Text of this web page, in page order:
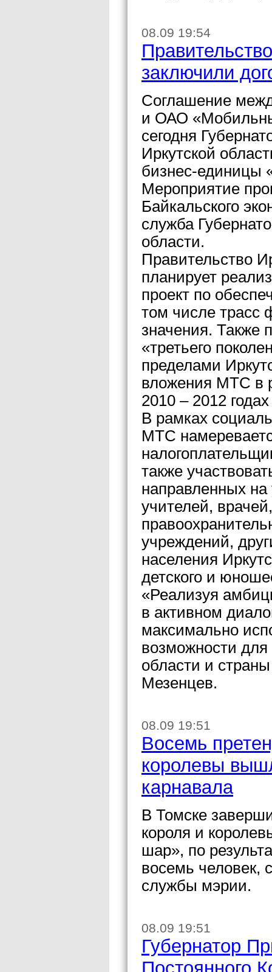
08.09 19:54
заключили
Соглашение
и ОАО
сегодня
Иркутской
бизнес-единицы
Мероприятие
Байкальского
служба
области.
Правительство
планирует
проект по
том числе трасс
значения. Также
«третьего
пределами
вложения МТС в
2010 – 2012
В рамках
МТС
также
направленных на
учителей,
учреждений,
населения
детского и
«Реализуя
в активном
максимально
возможности для
области и
Мезенцев.
08.09 19:51
Восемь
королевы
карнавала
В Томске
короля и
шар», по
восемь человек,
службы мэрии.
08.09 19:51
Губернатор